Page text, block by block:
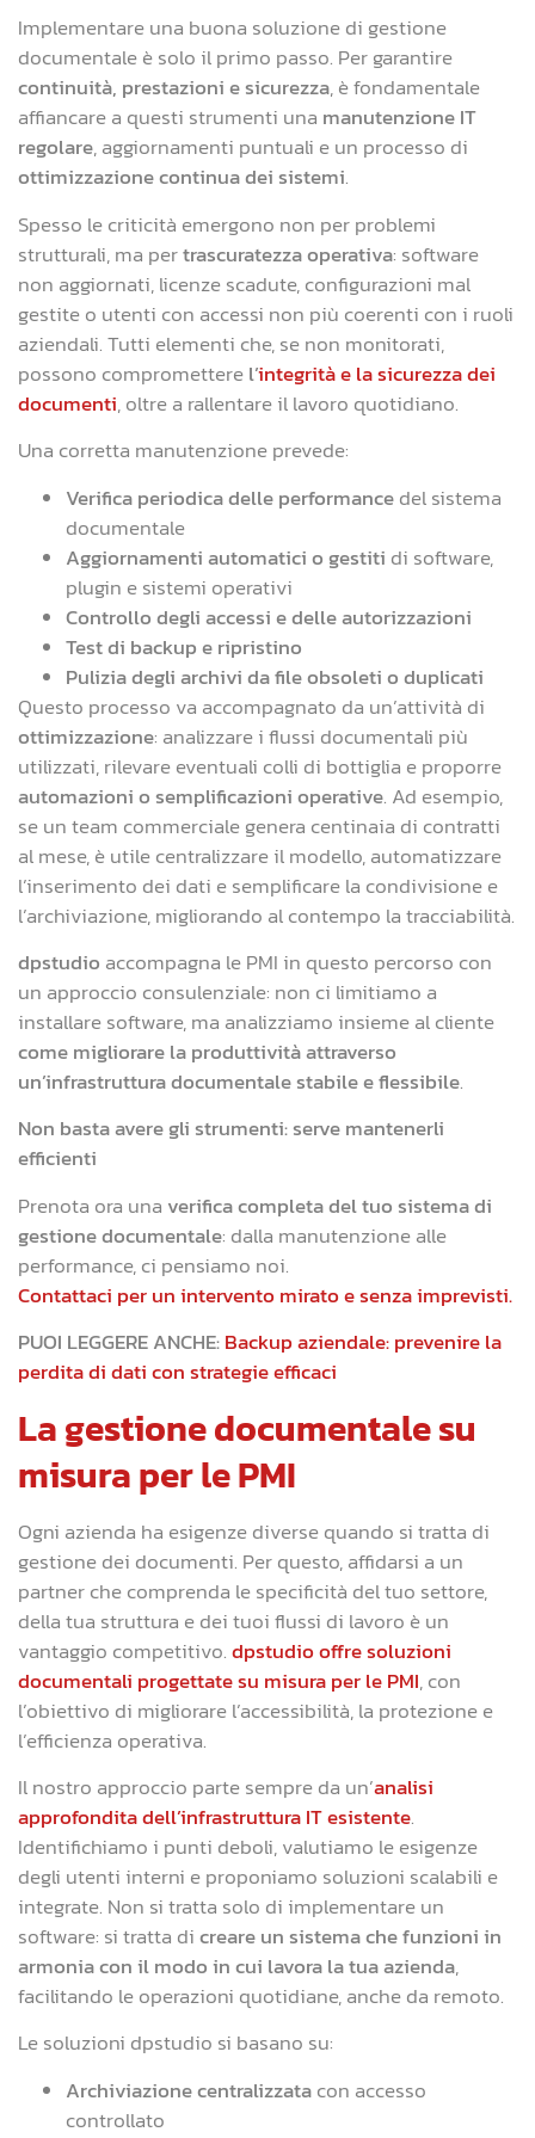
Implementare una buona soluzione di gestione
documentale è solo il primo passo. Per garantire
continuità, prestazioni e sicurezza, è fondamentale
affiancare a questi strumenti una manutenzione IT
regolare, aggiornamenti puntuali e un processo di
ottimizzazione continua dei sistemi.
Spesso le criticità emergono non per problemi
strutturali, ma pertrascuratezza operativa: software
non aggiornati, licenze scadute, configurazioni mal
gestite o utenti con accessi non più coerenti con i ruoli
aziendali. Tutti elementi che, se non monitorati,
possono comprometterel’integrità e la sicurezza dei
documenti, oltre a rallentare il lavoro quotidiano.
Una corretta manutenzione prevede:
Verifica periodica delle performancedel sistema
documentale
Aggiornamenti automatici o gestiti di software,
plugin e sistemi operativi
Controllo degli accessi e delle autorizzazioni
Test di backup e ripristino
Pulizia degli archivi da file obsoleti o duplicati
Questo processo va accompagnato da un’attività di
ottimizzazione: analizzare i flussi documentali più
utilizzati, rilevare eventuali colli di bottiglia e proporre
automazioni o semplificazioni operative. Ad esempio,
se un team commerciale genera centinaia di contratti
al mese, è utile centralizzare il modello, automatizzare
l’inserimento dei dati e semplificare la condivisione e
l’archiviazione, migliorando al contempo la tracciabilità.
dpstudio accompagna le PMI in questo percorso con
un approccio consulenziale: non ci limitiamo a
installare software, ma analizziamo insieme al cliente
come migliorare la produttività attraverso
un’infrastruttura documentale stabile e flessibile.
Non basta avere gli strumenti: serve mantenerli
efficienti
Prenota ora una verifica completa del tuo sistema di
gestione documentale: dalla manutenzione alle
performance, ci pensiamo noi.
Contattaci per un intervento mirato e senza imprevisti.
PUOI LEGGERE ANCHE:Backup aziendale: prevenire la
perdita di dati con strategie efficaci
La gestione documentale su
misura per le PMI
Ogni azienda ha esigenze diverse quando si tratta di
gestione dei documenti. Per questo, affidarsi a un
partner che comprenda le specificità del tuo settore,
della tua struttura e dei tuoi flussi di lavoro è un
vantaggio competitivo.dpstudio offre soluzioni
documentali progettate su misura per le PMI, con
l’obiettivo di migliorare l’accessibilità, la protezione e
l’efficienza operativa.
Il nostro approccio parte sempre da un’analisi
approfondita dell’infrastruttura IT esistente.
Identifichiamo i punti deboli, valutiamo le esigenze
degli utenti interni e proponiamo soluzioni scalabili e
integrate. Non si tratta solo di implementare un
software: si tratta dicreare un sistema che funzioni in
armonia con il modo in cui lavora la tua azienda,
facilitando le operazioni quotidiane, anche da remoto.
Le soluzioni dpstudio si basano su:
Archiviazione centralizzatacon accesso
controllato